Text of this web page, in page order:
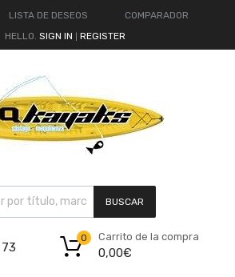
LISTA DE DESEOS
COMPARADOR
HELLO. SIGN IN REGISTER
BUSCAR
Carrito de la compra
0,00€
0